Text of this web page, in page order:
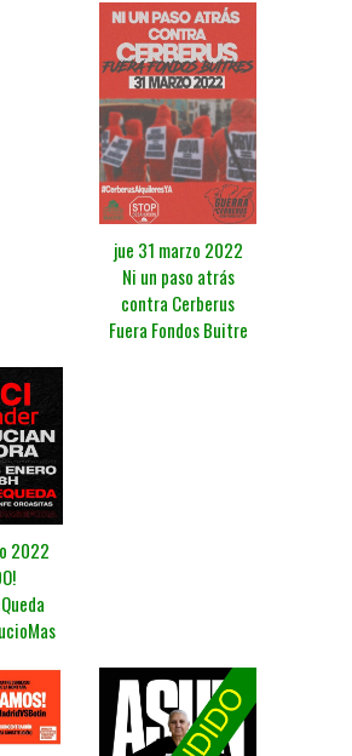
jue 31 marzo 2022
Ni un paso atrás
contra Cerberus
Fuera Fondos Buitre
2022